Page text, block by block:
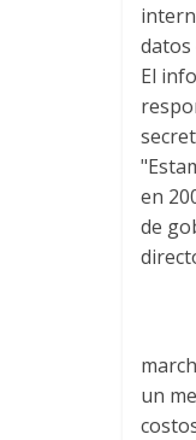
datos
El
en
de
En
un